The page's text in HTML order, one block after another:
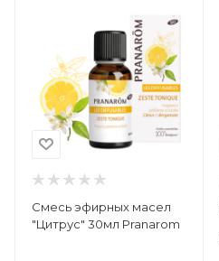
Смесь эфирных масел
"Цитрус" 30мл Pranarom